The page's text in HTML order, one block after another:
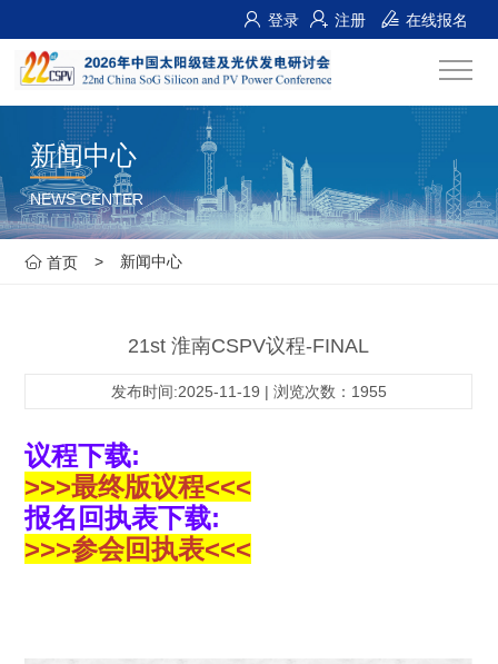
登录 注册 在线报名
新闻中心
NEWS CENTER
首页 > 新闻中心
21st 淮南CSPV议程-FINAL
发布时间:2025-11-19 | 浏览次数：1955
议程下载:
>>>最终版议程<<<
报名回执表下载:
>>>参会回执表<<<